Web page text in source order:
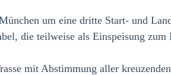
um eine dritte Start- und
die teilweise als Einspeisung
mit Abstimmung aller